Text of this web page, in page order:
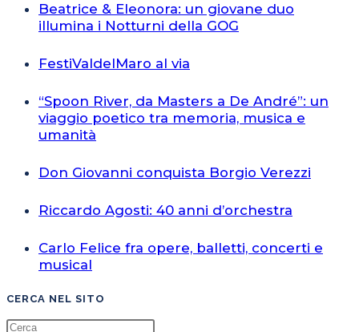
Beatrice & Eleonora: un giovane duo
illumina i Notturni della GOG
FestiValdelMaro al via
“Spoon River, da Masters a De André”: un
viaggio poetico tra memoria, musica e
umanità
Don Giovanni conquista Borgio Verezzi
Riccardo Agosti: 40 anni d’orchestra
Carlo Felice fra opere, balletti, concerti e
musical
CERCA NEL SITO